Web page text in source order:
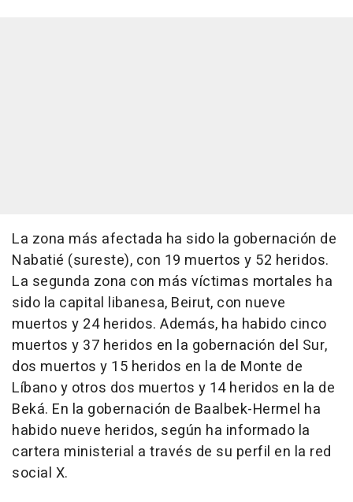
La zona más afectada ha sido la gobernación de
Nabatié (sureste), con 19 muertos y 52 heridos.
La segunda zona con más víctimas mortales ha
sido la capital libanesa, Beirut, con nueve
muertos y 24 heridos. Además, ha habido cinco
muertos y 37 heridos en la gobernación del Sur,
dos muertos y 15 heridos en la de Monte de
Líbano y otros dos muertos y 14 heridos en la de
Beká. En la gobernación de Baalbek-Hermel ha
habido nueve heridos, según ha informado la
cartera ministerial a través de su perfil en la red
social X.